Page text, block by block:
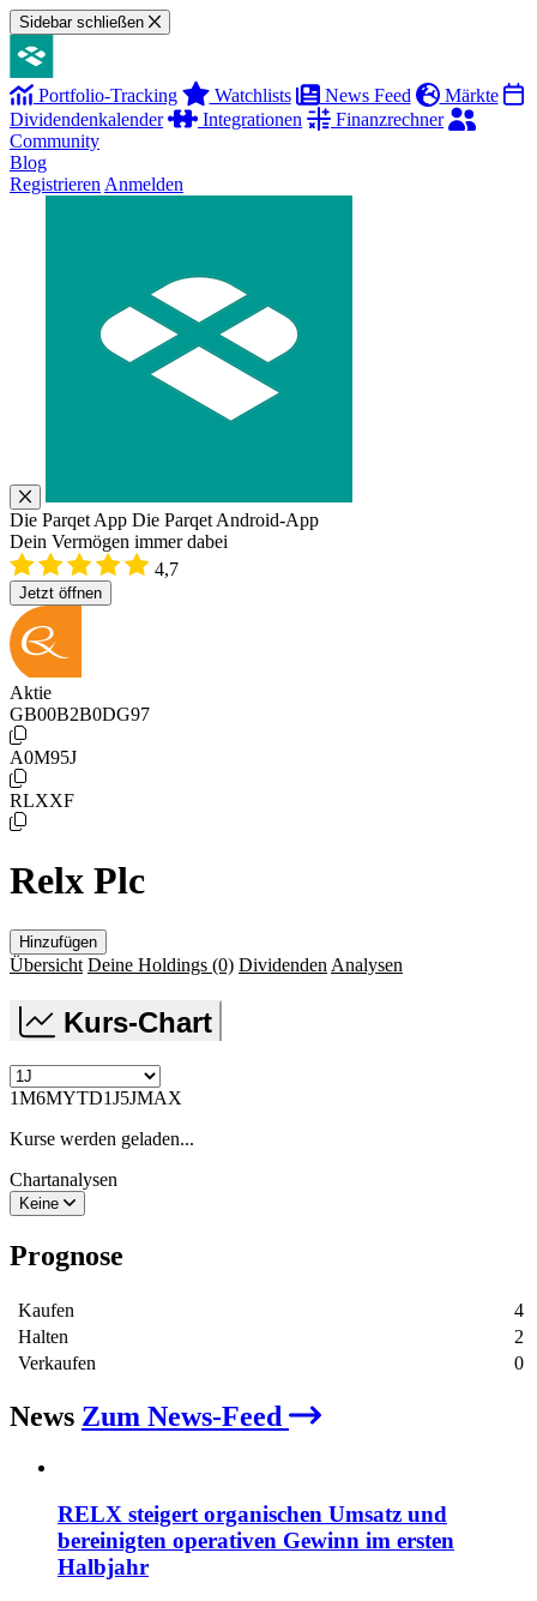
Sidebar schließen
Portfolio-Tracking Watchlists News Feed
Märkte
Dividendenkalender
Integrationen
Finanzrechner
Community
Blog
Registrieren Anmelden
Die Parqet App Die Parqet Android-App
Dein Vermögen immer dabei
4,7
Jetzt öffnen
Aktie
GB00B2B0DG97
A0M95J
RLXXF
Relx Plc
Hinzufügen
Übersicht Deine Holdings (0) Dividenden Analysen
Kurs-Chart
1M6MYTD1J5JMAX
Kurse werden geladen...
Chartanalysen
Keine
Prognose
Kaufen
4
Halten
2
Verkaufen
0
News Zum News-Feed
RELX steigert organischen Umsatz und
bereinigten operativen Gewinn im ersten
Halbjahr